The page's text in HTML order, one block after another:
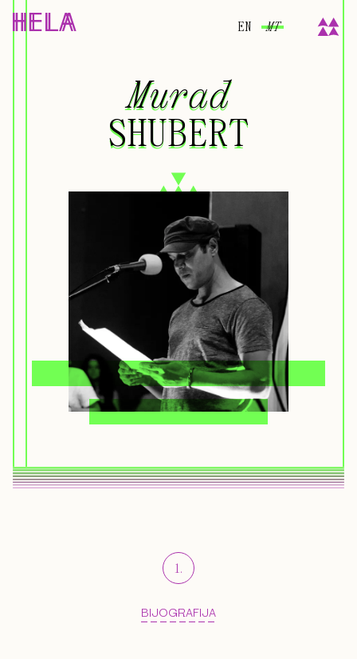
EN MT
Murad
SHUBERT
Murad
SHUBERT
1.
BIJOGRAFIJA